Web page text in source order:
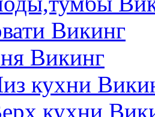
Викинг
Викинг
кухни
кухни